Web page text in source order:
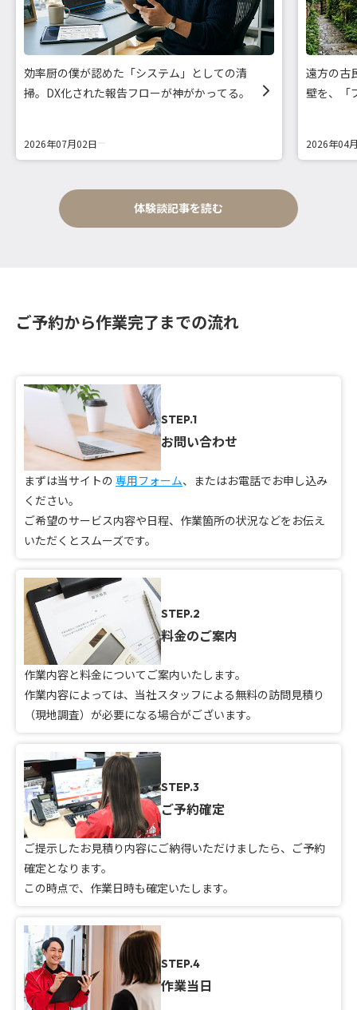
効率厨の僕が認めた「システム」としての清
掃。DX化された報告フローが神がかってる。
2026年07月02日
遠方の古
壁を、「
2026年04
体験談記事を読む
ご予約から作業完了までの流れ
STEP.1
お問い合わせ
まずは当サイトの 専用フォーム、またはお電話でお申し込み
ください。
ご希望のサービス内容や日程、作業箇所の状況などをお伝え
いただくとスムーズです。
STEP.2
料金のご案内
作業内容と料金についてご案内いたします。
作業内容によっては、当社スタッフによる無料の訪問見積り
（現地調査）が必要になる場合がございます。
STEP.3
ご予約確定
ご提示したお見積り内容にご納得いただけましたら、ご予約
確定となります。
この時点で、作業日時も確定いたします。
STEP.4
作業当日